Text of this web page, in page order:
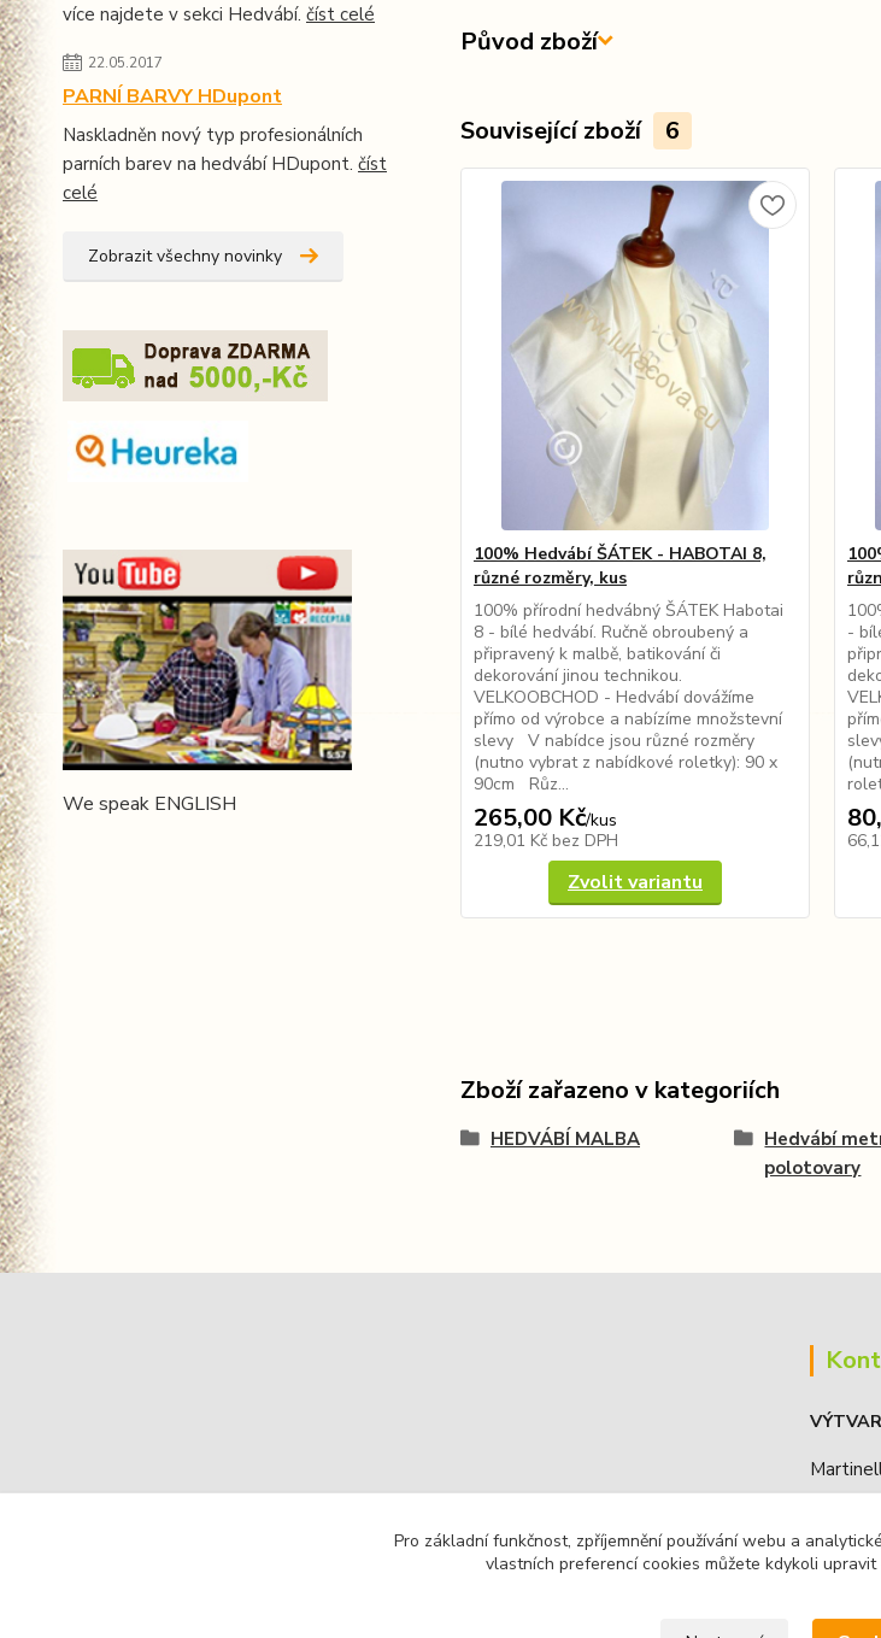
více najdete v sekci Hedvábí. číst celé
22.05.2017
PARNÍ BARVY HDupont
Naskladněn nový typ profesionálních
parních barev na hedvábí HDupont. číst
celé
Zobrazit všechny novinky
We speak ENGLISH
Původ zboží
Související zboží 6
100% Hedvábí ŠÁTEK - HABOTAI 8,
různé rozměry, kus
100% přírodní hedvábný ŠÁTEK Habotai
8 - bílé hedvábí. Ručně obroubený a
připravený k malbě, batikování či
dekorování jinou technikou.
VELKOOBCHOD - Hedvábí dovážíme
přímo od výrobce a nabízíme množstevní
slevy V nabídce jsou různé rozměry
(nutno vybrat z nabídkové roletky): 90 x
90cm Růz...
265,00 Kč/kus
219,01 Kč bez DPH
Zvolit variantu
-
Zboží zařazeno v kategoriích
HEDVÁBÍ MALBA
Hedvábí
polotovary
IČO:
Pro základní funkčnost, zpříjemnění používání webu a
vlastních preferencí cookies můžete kdykoli